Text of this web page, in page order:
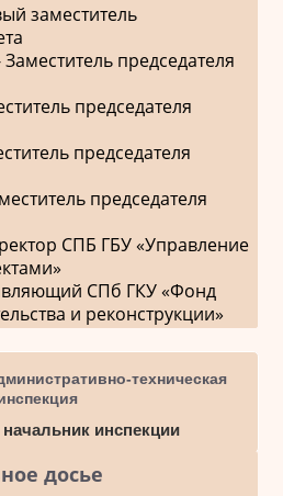
заместитель
Заместитель председателя
председателя
председателя
председателя
СПБ ГБУ «Управление
СПб ГКУ «Фонд
и реконструкции»
техническая
инспекции
досье